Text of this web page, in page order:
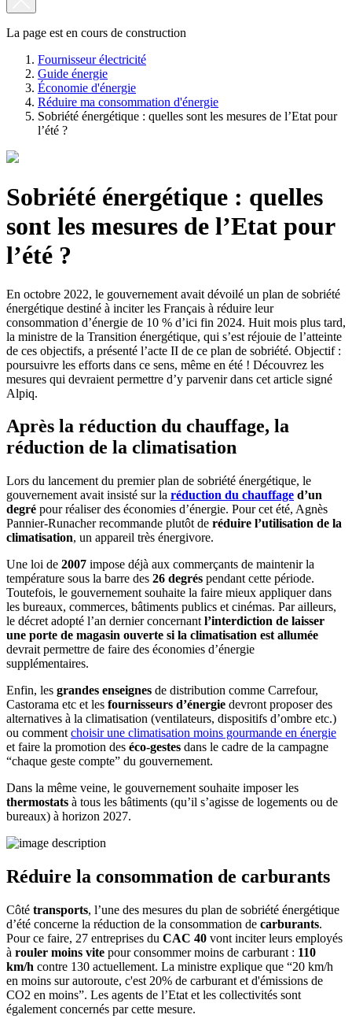
La page est en cours de construction
Fournisseur électricité
Guide énergie
Économie d'énergie
Réduire ma consommation d'énergie
Sobriété énergétique : quelles sont les mesures de l’Etat pour
l’été ?
Sobriété énergétique : quelles
sont les mesures de l’Etat pour
l’été ?
En octobre 2022, le gouvernement avait dévoilé un plan de sobriété
énergétique destiné à inciter les Français à réduire leur
consommation d’énergie de 10 % d’ici fin 2024. Huit mois plus tard,
la ministre de la Transition énergétique, qui s’est réjouie de l’atteinte
de ces objectifs, a présenté l’acte II de ce plan de sobriété. Objectif :
poursuivre les efforts dans ce sens, même en été ! Découvrez les
mesures qui devraient permettre d’y parvenir dans cet article signé
Alpiq.
Après la réduction du chauffage, la
réduction de la climatisation
Lors du lancement du premier plan de sobriété énergétique, le
gouvernement avait insisté sur la réduction du chauffage d’un
degré pour réaliser des économies d’énergie. Pour cet été, Agnès
Pannier-Runacher recommande plutôt de réduire l’utilisation de la
climatisation, un appareil très énergivore.
Une loi de 2007 impose déjà aux commerçants de maintenir la
température sous la barre des 26 degrés pendant cette période.
Toutefois, le gouvernement souhaite la faire mieux appliquer dans
les bureaux, commerces, bâtiments publics et cinémas. Par ailleurs,
le décret adopté l’an dernier concernant l’interdiction de laisser
une porte de magasin ouverte si la climatisation est allumée
devrait permettre de faire des économies d’énergie
supplémentaires.
Enfin, les grandes enseignes de distribution comme Carrefour,
Castorama etc et les fournisseurs d’énergie devront proposer des
alternatives à la climatisation (ventilateurs, dispositifs d’ombre etc.)
ou comment choisir une climatisation moins gourmande en énergie
et faire la promotion des éco-gestes dans le cadre de la campagne
“chaque geste compte” du gouvernement.
Dans la même veine, le gouvernement souhaite imposer les
thermostats à tous les bâtiments (qu’il s’agisse de logements ou de
bureaux) à horizon 2027.
Réduire la consommation de carburants
Côté transports, l’une des mesures du plan de sobriété énergétique
d’été concerne la réduction de la consommation de carburants.
Pour ce faire, 27 entreprises du CAC 40 vont inciter leurs employés
à rouler moins vite pour consommer moins de carburant : 110
km/h contre 130 actuellement. La ministre explique que “20 km/h
en moins sur autoroute, c'est 20% de carburant et d'émissions de
CO2 en moins”. Les agents de l’Etat et les collectivités sont
également concernés par cette mesure.